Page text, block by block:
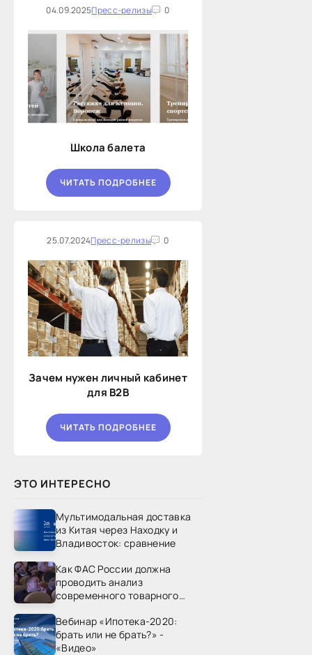
04.09.2025Пресс-релизы 0
Школа балета
ЧИТАТЬ ПОДРОБНЕЕ
25.07.2024Пресс-релизы 0
Зачем нужен личный кабинет
для B2B
ЧИТАТЬ ПОДРОБНЕЕ
ЭТО ИНТЕРЕСНО
Мультимодальная доставка
из Китая через Находку и
Владивосток: сравнение
Как ФАС России должна
проводить анализ
современного товарного
России»
Вебинар «Ипотека-2020:
брать или не брать?» -
«Видео»